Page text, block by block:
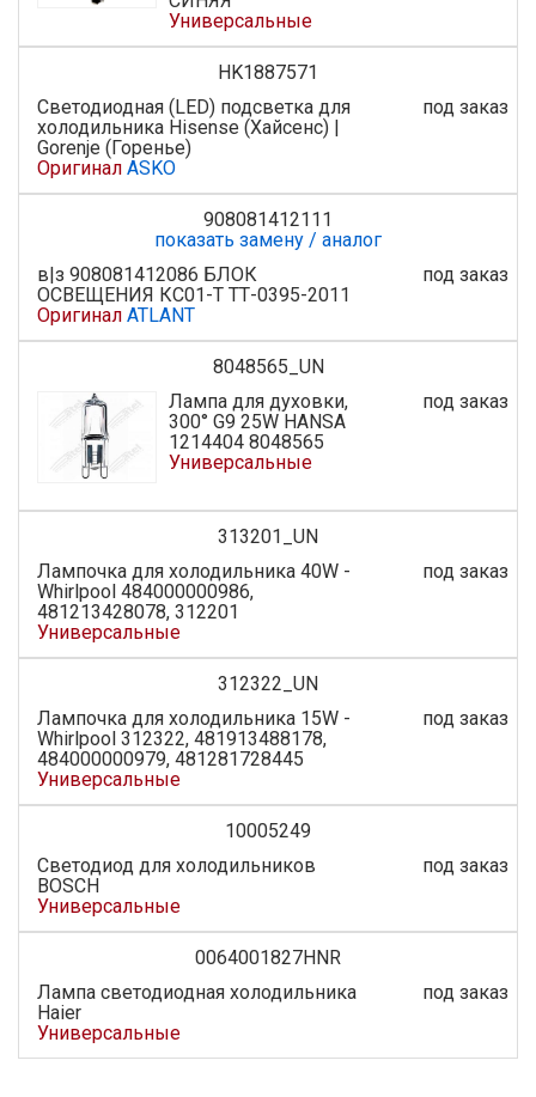
Универсальные
HK1887571
Светодиодная (LED) подсветка для
холодильника Hisense (Хайсенс) |
Gorenje (Горенье)
Оригинал ASKO
под заказ
908081412111
показать замену / аналог
в|з 908081412086 БЛОК
ОСВЕЩЕНИЯ КС01-Т ТТ-0395-2011
Оригинал ATLANT
под заказ
8048565_UN
Лампа для духовки,
300° G9 25W HANSA
1214404 8048565
Универсальные
под заказ
313201_UN
Лампочка для холодильника 40W -
Whirlpool 484000000986,
481213428078, 312201
Универсальные
под заказ
312322_UN
Лампочка для холодильника 15W -
Whirlpool 312322, 481913488178,
484000000979, 481281728445
Универсальные
под заказ
10005249
Светодиод для холодильников
BOSCH
Универсальные
под заказ
0064001827HNR
Лампа светодиодная холодильника
Haier
Универсальные
под заказ